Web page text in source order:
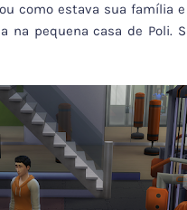
como estava sua família
na pequena casa de Poli.